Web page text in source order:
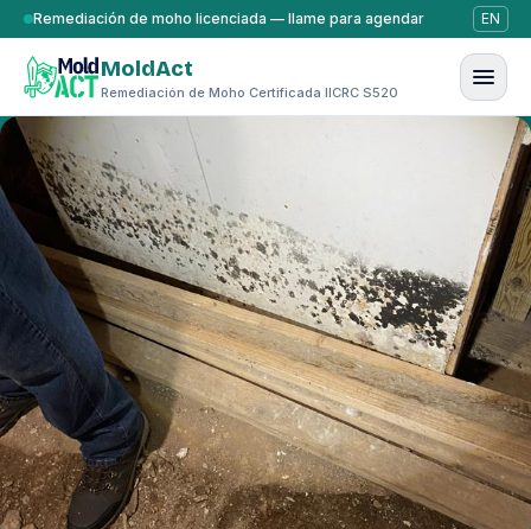
Saltar al contenido
Remediación de moho licenciada — llame para agendar EN
MoldAct
Remediación de Moho Certificada IICRC S520